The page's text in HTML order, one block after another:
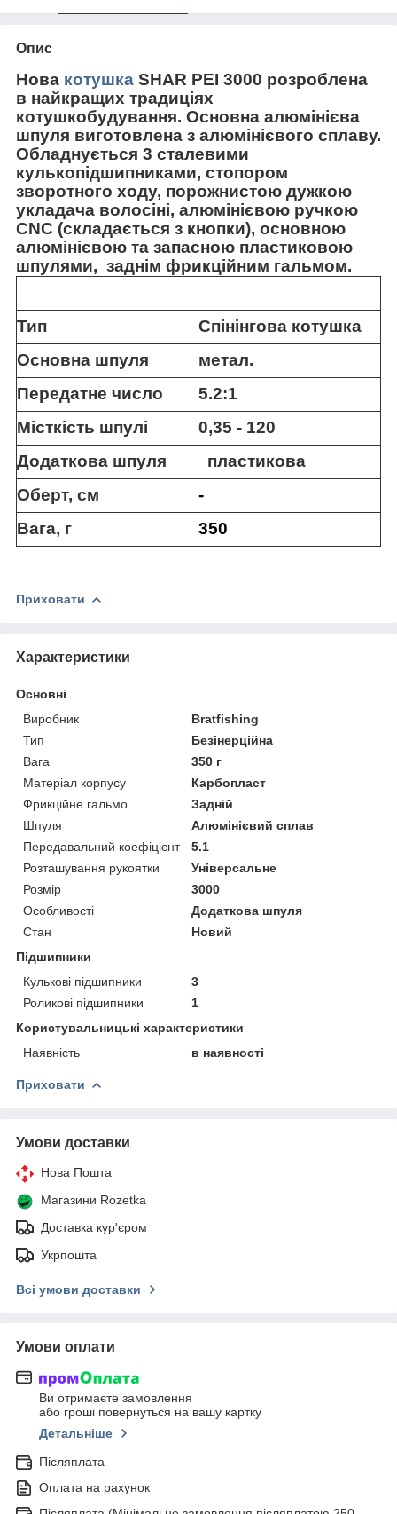
Опис
Нова котушка SHAR PEI 3000 розроблена
в найкращих традиціях
котушкобудування. Основна алюмінієва
шпуля виготовлена з алюмінієвого сплаву.
Обладнується 3 сталевими
кулькопідшипниками, стопором
зворотного ходу, порожнистою дужкою
укладача волосіні, алюмінієвою ручкою
CNC (складається з кнопки), основною
алюмінієвою та запасною пластиковою
шпулями, заднім фрикційним гальмом.
Тип
Спінінгова котушка
Основна шпуля
метал.
Передатне число
5.2:1
Місткість шпулі
0,35 - 120
Додаткова шпуля
пластикова
Оберт, см
-
Вага, г
350
Приховати
Характеристики
Основні
Виробник
Bratfishing
Тип
Безінерційна
Вага
350 г
Матеріал корпусу
Карбопласт
Фрикційне гальмо
Задній
Шпуля
Алюмінієвий сплав
Передавальний коефіцієнт
5.1
Розташування рукоятки
Універсальне
Розмір
3000
Особливості
Додаткова шпуля
Стан
Новий
Підшипники
Кулькові підшипники
3
Роликові підшипники
1
Користувальницькі характеристики
Наявність
в наявності
Приховати
Умови доставки
Нова Пошта
Магазини Rozetka
Доставка кур'єром
Укрпошта
Всі умови доставки
Умови оплати
Ви отримаєте замовлення
або гроші повернуться на вашу картку
Детальніше
Післяплата
Оплата на рахунок